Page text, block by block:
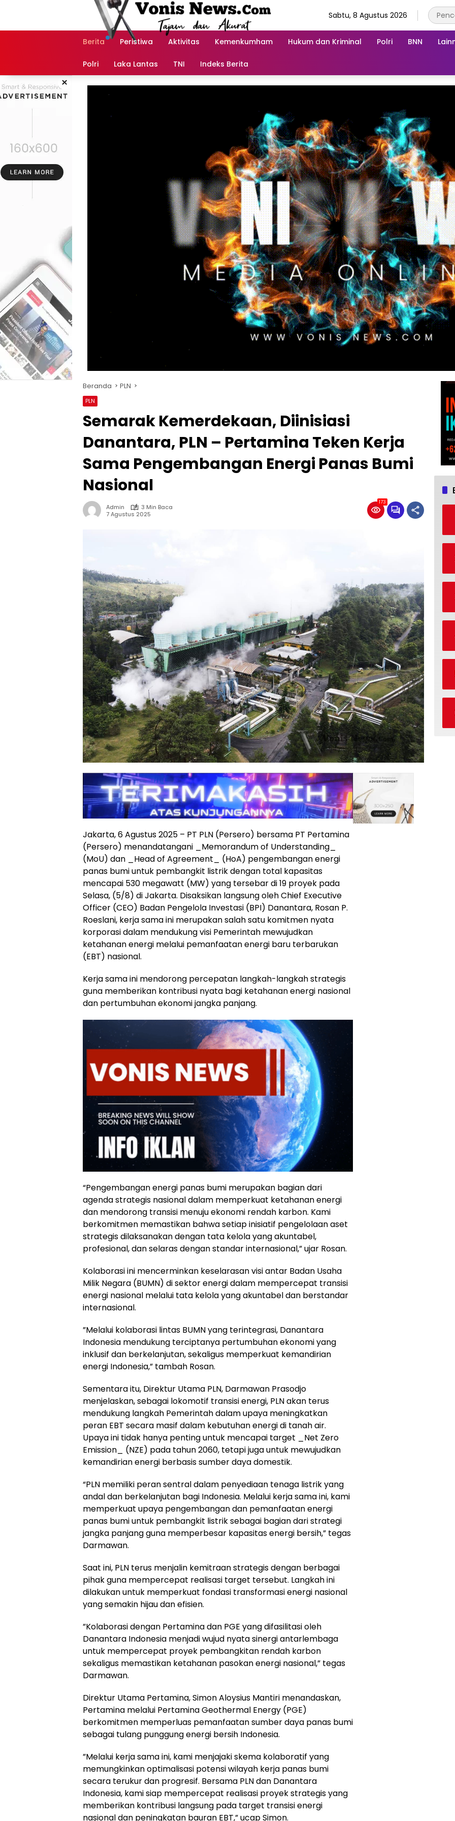
Sabtu, 8 Agustus 2026
Berita Peristiwa Aktivitas Kemenkumham Hukum dan Kriminal Polri BNN
Polri Laka Lantas TNI Indeks Berita
×
Beranda PLN
PLN
Semarak Kemerdekaan, Diinisiasi
Danantara, PLN – Pertamina Teken Kerja
Sama Pengembangan Energi Panas Bumi
Nasional
Admin
3 Min Baca
7 Agustus 2025
173
Jakarta, 6 Agustus 2025 – PT PLN (Persero) bersama PT Pertamina
(Persero) menandatangani _Memorandum of Understanding_
(MoU) dan _Head of Agreement_ (HoA) pengembangan energi
panas bumi untuk pembangkit listrik dengan total kapasitas
mencapai 530 megawatt (MW) yang tersebar di 19 proyek pada
Selasa, (5/8) di Jakarta. Disaksikan langsung oleh Chief Executive
Officer (CEO) Badan Pengelola Investasi (BPI) Danantara, Rosan P.
Roeslani, kerja sama ini merupakan salah satu komitmen nyata
korporasi dalam mendukung visi Pemerintah mewujudkan
ketahanan energi melalui pemanfaatan energi baru terbarukan
(EBT) nasional.
Kerja sama ini mendorong percepatan langkah-langkah strategis
guna memberikan kontribusi nyata bagi ketahanan energi nasional
dan pertumbuhan ekonomi jangka panjang.
“Pengembangan energi panas bumi merupakan bagian dari
agenda strategis nasional dalam memperkuat ketahanan energi
dan mendorong transisi menuju ekonomi rendah karbon. Kami
berkomitmen memastikan bahwa setiap inisiatif pengelolaan aset
strategis dilaksanakan dengan tata kelola yang akuntabel,
profesional, dan selaras dengan standar internasional,” ujar Rosan.
Kolaborasi ini mencerminkan keselarasan visi antar Badan Usaha
Milik Negara (BUMN) di sektor energi dalam mempercepat transisi
energi nasional melalui tata kelola yang akuntabel dan berstandar
internasional.
”Melalui kolaborasi lintas BUMN yang terintegrasi, Danantara
Indonesia mendukung terciptanya pertumbuhan ekonomi yang
inklusif dan berkelanjutan, sekaligus memperkuat kemandirian
energi Indonesia,” tambah Rosan.
Sementara itu, Direktur Utama PLN, Darmawan Prasodjo
menjelaskan, sebagai lokomotif transisi energi, PLN akan terus
mendukung langkah Pemerintah dalam upaya meningkatkan
peran EBT secara masif dalam kebutuhan energi di tanah air.
Upaya ini tidak hanya penting untuk mencapai target _Net Zero
Emission_ (NZE) pada tahun 2060, tetapi juga untuk mewujudkan
kemandirian energi berbasis sumber daya domestik.
“PLN memiliki peran sentral dalam penyediaan tenaga listrik yang
andal dan berkelanjutan bagi Indonesia. Melalui kerja sama ini, kami
memperkuat upaya pengembangan dan pemanfaatan energi
panas bumi untuk pembangkit listrik sebagai bagian dari strategi
jangka panjang guna memperbesar kapasitas energi bersih,” tegas
Darmawan.
Saat ini, PLN terus menjalin kemitraan strategis dengan berbagai
pihak guna mempercepat realisasi target tersebut. Langkah ini
dilakukan untuk memperkuat fondasi transformasi energi nasional
yang semakin hijau dan efisien.
”Kolaborasi dengan Pertamina dan PGE yang difasilitasi oleh
Danantara Indonesia menjadi wujud nyata sinergi antarlembaga
untuk mempercepat proyek pembangkitan rendah karbon
sekaligus memastikan ketahanan pasokan energi nasional,” tegas
Darmawan.
Direktur Utama Pertamina, Simon Aloysius Mantiri menandaskan,
Pertamina melalui Pertamina Geothermal Energy (PGE)
berkomitmen memperluas pemanfaatan sumber daya panas bumi
sebagai tulang punggung energi bersih Indonesia.
”Melalui kerja sama ini, kami menjajaki skema kolaboratif yang
memungkinkan optimalisasi potensi wilayah kerja panas bumi
secara terukur dan progresif. Bersama PLN dan Danantara
Indonesia, kami siap mempercepat realisasi proyek strategis yang
memberikan kontribusi langsung pada target transisi energi
nasional dan peningkatan bauran EBT,” ucap Simon.